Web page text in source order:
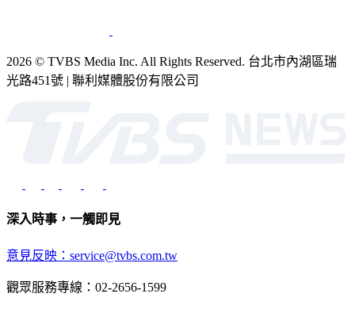
2026 © TVBS Media Inc. All Rights Reserved. 台北市內湖區瑞
光路451號 | 聯利媒體股份有限公司
深入時事，一觸即見
意見反映：service@tvbs.com.tw
觀眾服務專線：02-2656-1599